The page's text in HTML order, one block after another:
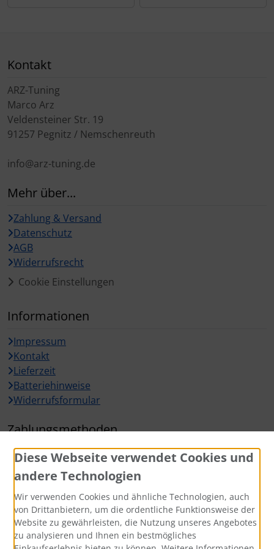
Kontakt
ARZ-Tuning
Marco Arz
Veldensteiner Str. 19
91257 Pegnitz / Nemschenreuth
info@arz-tuning.de
Mehr über...
Zahlung & Versand
Datenschutz
AGB
Widerrufsrecht
Cookie Einstellungen
Informationen
Impressum
Kontakt
Lieferzeit
Batteriehinweise
Widerrufsformular
Zahlungsmethoden
Widerrufsbutton
Diese Webseite verwendet Cookies und
andere Technologien
Wir verwenden Cookies und ähnliche Technologien, auch
von Drittanbietern, um die ordentliche Funktionsweise der
Website zu gewährleisten, die Nutzung unseres Angebotes
zu analysieren und Ihnen ein bestmögliches